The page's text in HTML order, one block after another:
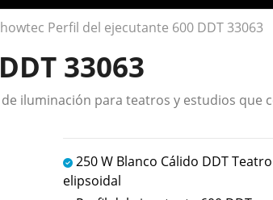
Perfil del ejecutante 600 DDT 33063
33063
iluminación para teatros y estudios que
250 W Blanco Cálido DDT Teatro
elipsoidal